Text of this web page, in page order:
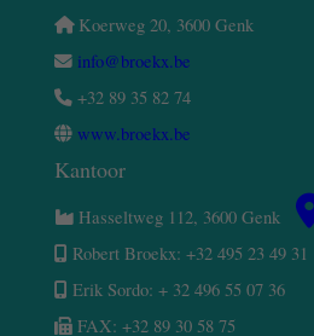
Koerweg 20, 3600 Genk
info@broekx.be
+32 89 35 82 74
www.broekx.be
Kantoor
Hasseltweg 112, 3600 Genk
Robert Broekx: +32 495 23 49 31
Erik Sordo: + 32 496 55 07 36
FAX: +32 89 30 58 75